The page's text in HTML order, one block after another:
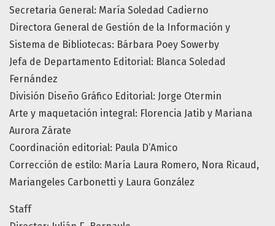
Secretaria General: María Soledad Cadierno
Directora General de Gestión de la Información y
Sistema de Bibliotecas: Bárbara Poey Sowerby
Jefa de Departamento Editorial: Blanca Soledad
Fernández
División Diseño Gráfico Editorial: Jorge Otermin
Arte y maquetación integral: Florencia Jatib y Mariana
Aurora Zárate
Coordinación editorial: Paula D’Amico
Corrección de estilo: María Laura Romero, Nora Ricaud,
Mariangeles Carbonetti y Laura González
Staff